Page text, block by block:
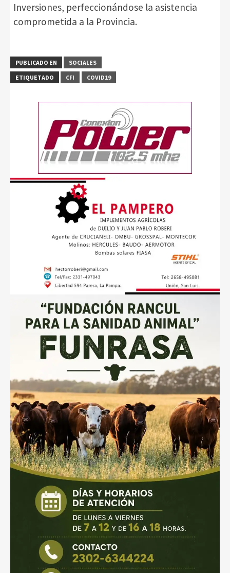
Inversiones, perfeccionándose la asistencia
comprometida a la Provincia.
PUBLICADO EN
SOCIALES
ETIQUETADO
CFI COVID19